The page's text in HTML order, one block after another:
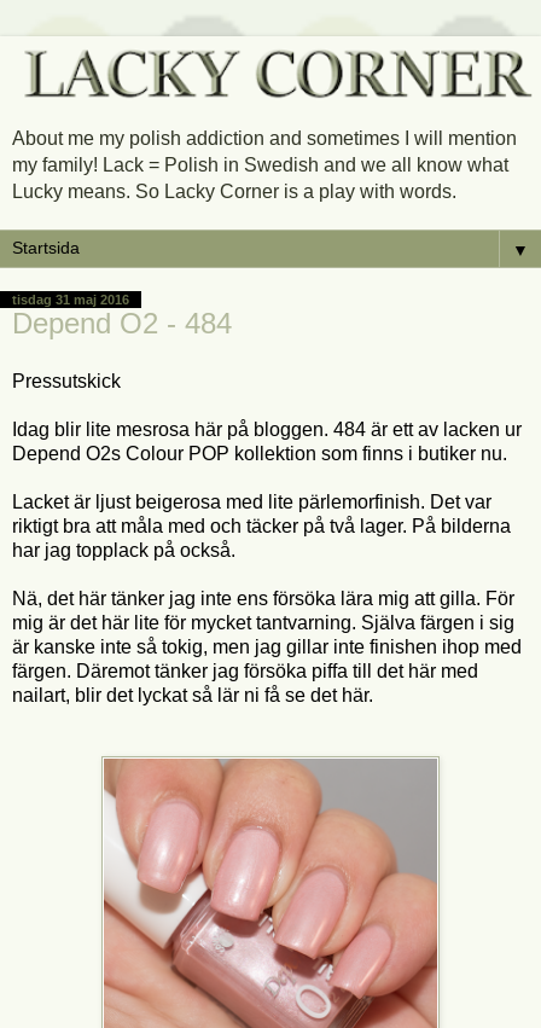
About me my polish addiction and sometimes I will mention
my family! Lack = Polish in Swedish and we all know what
Lucky means. So Lacky Corner is a play with words.
▼
tisdag 31 maj 2016
Depend O2 - 484
Pressutskick
Idag blir lite mesrosa här på bloggen. 484 är ett av lacken ur
Depend O2s Colour POP kollektion som finns i butiker nu.
Lacket är ljust beigerosa med lite pärlemorfinish. Det var
riktigt bra att måla med och täcker på två lager. På bilderna
har jag topplack på också.
Nä, det här tänker jag inte ens försöka lära mig att gilla. För
mig är det här lite för mycket tantvarning. Själva färgen i sig
är kanske inte så tokig, men jag gillar inte finishen ihop med
färgen. Däremot tänker jag försöka piffa till det här med
nailart, blir det lyckat så lär ni få se det här.